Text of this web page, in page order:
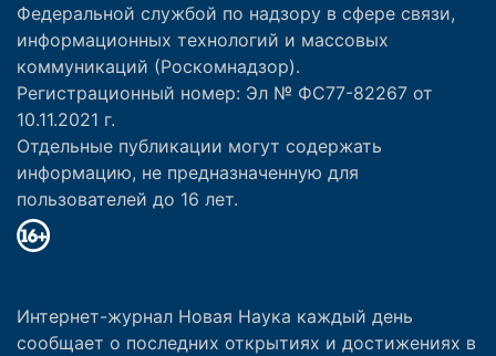
Федеральной службой по надзору в сфере связи,
информационных технологий и массовых
коммуникаций (Роскомнадзор).
Регистрационный номер: Эл № ФС77-82267 от
10.11.2021 г.
Отдельные публикации могут содержать
информацию, не предназначенную для
пользователей до 16 лет.
Интернет-журнал Новая Наука каждый день
сообщает о последних открытиях и достижениях в